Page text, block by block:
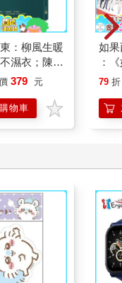
因為他們不僅試圖理解
覺自己在關係中出現
達「自己希望什
不會靠一味忍耐與犧牲
打造出共生的關係。
越渺小，那就不是一段
「我、你和我們」都能
心」所能實現的目
那麼在人際關係中，則
智力的核心，就是體
時間》一書，從「界
健康的，我們才能建
單提到「體心」這個概
護自我的同時，也能與
，如何維持一種動態
令我感到憂心，許多資
張」與「劃清界線」，
：柳風生暖
濕衣；陳亮
境的適齡漫
379 元
物車
如
：
喵
79 折